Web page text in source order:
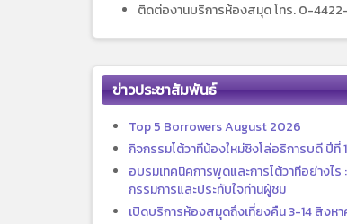
ติดต่องานบริการห้องสมุด โทร. 0-
ข่าวประชาสัมพันธ์
Top 5 Borrowers August 2026
กิจกรรมโต้วาทีน้องใหม่ชิงโล่อธิการบดี ปีที่
อบรมเทคนิคการพูดและการโต้วาทีอย่างไร
กรรมการและประทับใจท่านผู้ชม
เปิดบริการห้องสมุดถึงเที่ยงคืน 3-14 สิงห